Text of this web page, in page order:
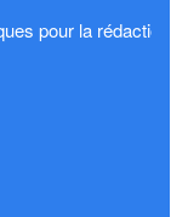
pour la rédaction